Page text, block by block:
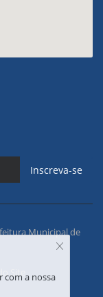
Inscreva-se
Municipal de
Site
com a nossa